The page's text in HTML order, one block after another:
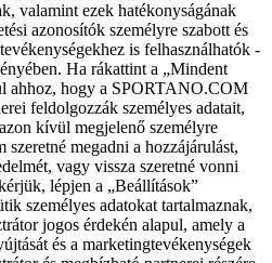
valamint ezek hatékonyságának
azonosítók személyre szabott és
is felhasználhatók -
Ha rákattint a „Mindent
ahhoz, hogy a SPORTANO.COM
feldolgozzák személyes adatait,
kívül megjelenő személyre
szeretné megadni a hozzájárulást,
vagy vissza szeretné vonni
lépjen a „Beállítások”
személyes adatokat tartalmaznak,
jogos érdekén alapul, amely a
és a marketingtevékenységek